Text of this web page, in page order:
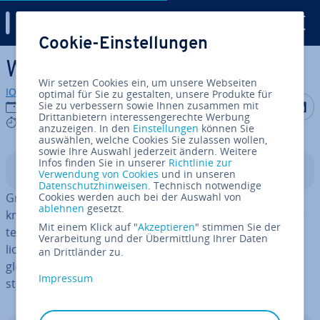
Zum Haupt­in­halt springen
Was ist Grid Computing?
IONOS Redaktion
29.11.2023
5 mins
Auf Auf
In­halts­ver­zeich­nis
Grid Computing steht für ein Cluster aus dezentral ver­
knüpf­ten Computern, die einen vir­tu­el­len Su­per­com­pu­
ter bilden. Die flexibel verteilte Re­chen­leis­tung er­mög­
licht es, komplexe Aufgaben mit mehreren Res­sour­cen
gleich­zei­tig zu erledigen und die Aus­las­tung der In­fra­
struk­tur zu op­ti­mie­ren.
Cookie-Einstellungen
Wir setzen Cookies ein, um unsere Webseiten
optimal für Sie zu gestalten, unsere Produkte für
Sie zu verbessern sowie Ihnen zusammen mit
Drittanbietern interessengerechte Werbung
anzuzeigen. In den Einstellungen können Sie
auswählen, welche Cookies Sie zulassen wollen,
sowie Ihre Auswahl jederzeit ändern. Weitere
Infos finden Sie in unserer Richtlinie zur
Verwendung von Cookies und in unseren
Datenschutzhinweisen. Technisch notwendige
Cookies werden auch bei der Auswahl von
ablehnen gesetzt.
Mit einem Klick auf "Akzeptieren" stimmen Sie der
Verarbeitung und der Übermittlung Ihrer Daten
an Drittländer zu.
Impressum